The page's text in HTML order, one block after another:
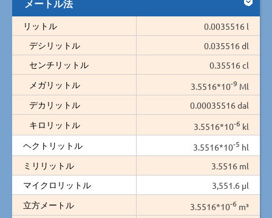
メートル法
リットル
0.0035516 l
デシリットル
0.035516 dl
センチリットル
0.35516 cl
メガリットル
3.5516*10-9 Ml
デカリットル
0.00035516 dal
キロリットル
3.5516*10-6 kl
ヘクトリットル
3.5516*10-5 hl
ミリリットル
3.5516 ml
マイクロリットル
3,551.6 µl
立方メートル
3.5516*10-6 m³